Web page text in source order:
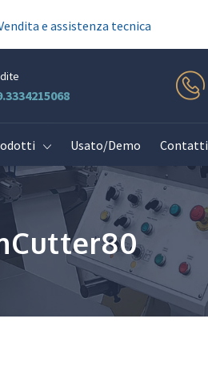
e assistenza tecnica
Usato/Demo Contatti